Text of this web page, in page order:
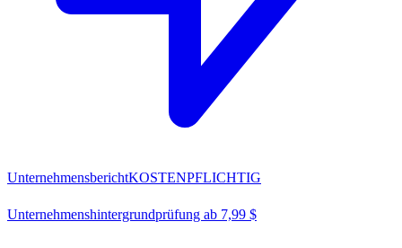
UnternehmensberichtKOSTENPFLICHTIG
Unternehmenshintergrundprüfung ab 7,99 $